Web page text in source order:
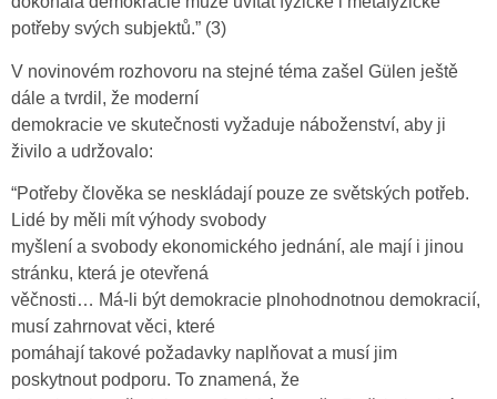
potřeby svých subjektů.” (3)
V novinovém rozhovoru na stejné téma zašel Gülen ještě
dále a tvrdil, že moderní
demokracie ve skutečnosti vyžaduje náboženství, aby ji
živilo a udržovalo:
“Potřeby člověka se neskládají pouze ze světských potřeb.
Lidé by měli mít výhody svobody
myšlení a svobody ekonomického jednání, ale mají i jinou
stránku, která je otevřená
věčnosti… Má-li být demokracie plnohodnotnou demokracií,
musí zahrnovat věci, které
pomáhají takové požadavky naplňovat a musí jim
poskytnout podporu. To znamená, že